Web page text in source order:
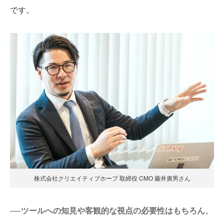
です。
株式会社クリエイティブホープ 取締役 CMO 藤井廣男さん
──ツールへの知見や客観的な視点の必要性はもちろん、